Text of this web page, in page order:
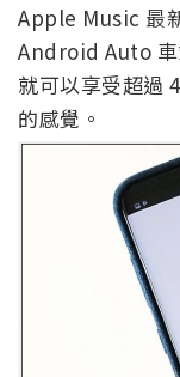
Apple Music 最
Android Auto 車
就可以享受超過
的感覺。